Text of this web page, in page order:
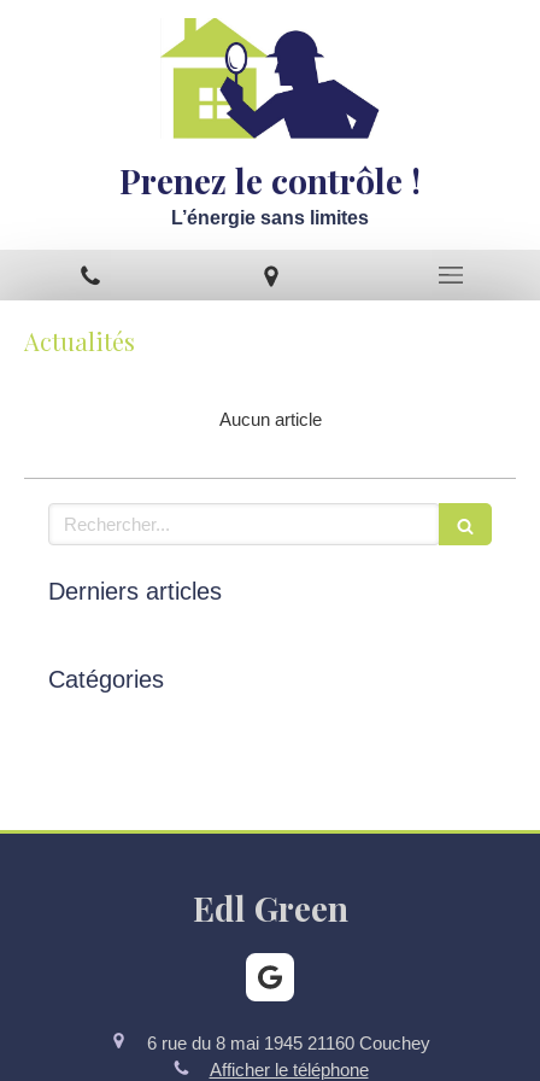
Prenez le contrôle !
L’énergie sans limites
Actualités
Aucun article
Rechercher
Derniers articles
Catégories
Edl Green
6 rue du 8 mai 1945 21160 Couchey
Afficher le téléphone